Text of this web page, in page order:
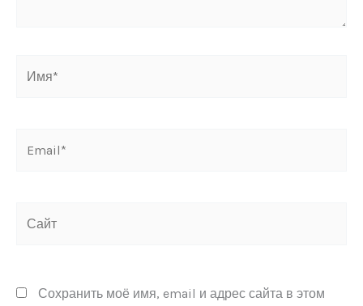
Сохранить моё имя, email и адрес сайта в этом